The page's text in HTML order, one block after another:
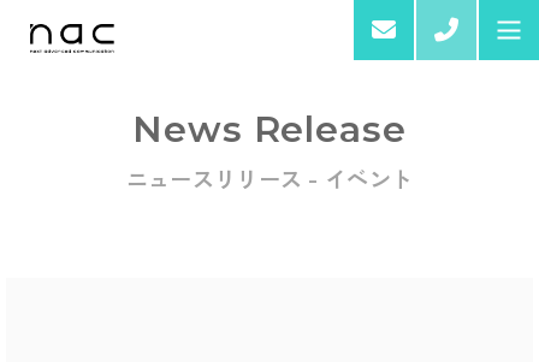
03-
Home
News Release
ニュースリリース - イベント